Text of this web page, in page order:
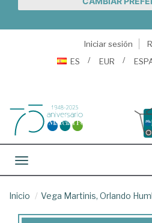
Iniciar sesión
ES
EUR
Toggle navigation
Inicio Vega Martinis, Orlando